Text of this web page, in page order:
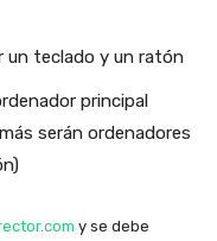
un teclado y un ratón
principal
serán ordenadores
y se debe